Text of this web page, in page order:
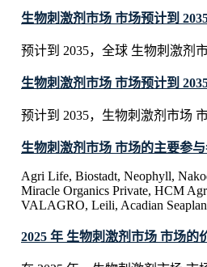
生物刺激剂市场 市场预计到
预计到 2035，全球 生物刺激剂
生物刺激剂市场 市场预计到
预计到 2035，生物刺激剂市场
生物刺激剂市场 市场的主要参与
Agri Life, Biostadt, Neophyll,
Miracle Organics Private, HCM
VALAGRO, Leili, Acadian
2025 年 生物刺激剂市场 市场的